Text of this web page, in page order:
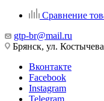
Сравнение
gtp-br@mail.ru
Брянск, ул.
Вконтакте
Facebook
Instagram
Telegram